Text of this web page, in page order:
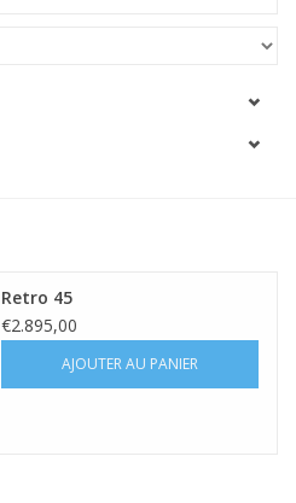
Retro 45
€2.895,00
AJOUTER AU PANIER